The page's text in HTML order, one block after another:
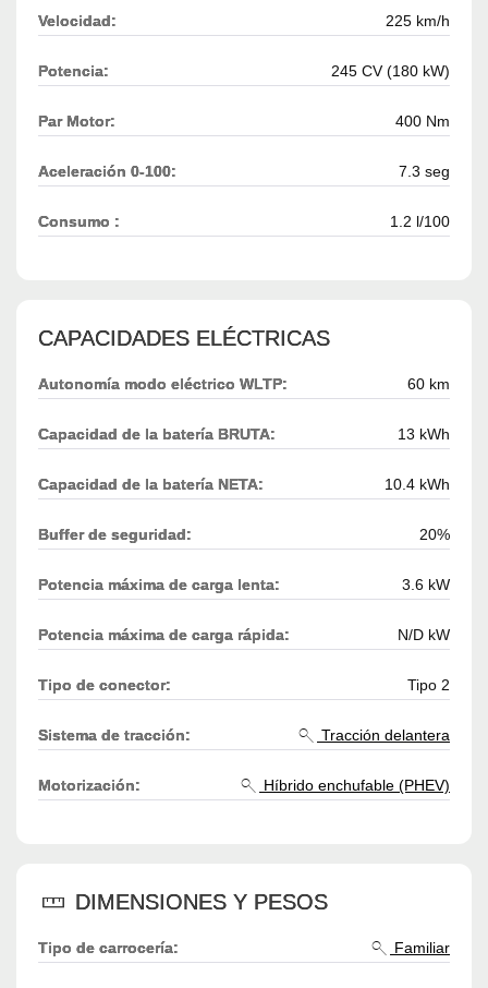
Velocidad: 225 km/h
Potencia: 245 CV (180 kW)
Par Motor: 400 Nm
Aceleración 0-100: 7.3 seg
Consumo : 1.2 l/100
CAPACIDADES ELÉCTRICAS
Autonomía modo eléctrico WLTP: 60 km
Capacidad de la batería BRUTA: 13 kWh
Capacidad de la batería NETA: 10.4 kWh
Buffer de seguridad: 20%
Potencia máxima de carga lenta: 3.6 kW
Potencia máxima de carga rápida: N/D kW
Tipo de conector: Tipo 2
Sistema de tracción: Tracción delantera
Motorización: Híbrido enchufable (PHEV)
DIMENSIONES Y PESOS
Tipo de carrocería: Familiar